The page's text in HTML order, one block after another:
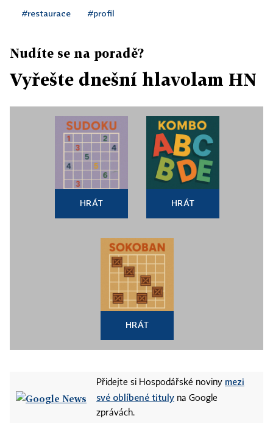
#restaurace #profil
Nudíte se na poradě?
Vyřešte dnešní hlavolam HN
HRÁT HRÁT
HRÁT
Přidejte si Hospodářské noviny mezi
své oblíbené tituly na Google
zprávách.